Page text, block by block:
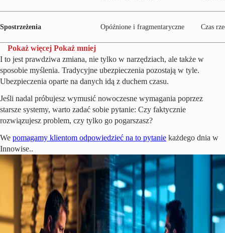
Spostrzeżenia Opóźnione i fragmentaryczne Czas
Pokaż więcej Pokaż mniej
I to jest prawdziwa zmiana, nie tylko w narzędziach, ale także w
sposobie myślenia. Tradycyjne ubezpieczenia pozostają w tyle.
Ubezpieczenia oparte na danych idą z duchem czasu.
Jeśli nadal próbujesz wymusić nowoczesne wymagania poprzez
starsze systemy, warto zadać sobie pytanie: Czy faktycznie
rozwiązujesz problem, czy tylko go pogarszasz?
We pomagamy klientom odpowiedzieć na to pytanie każdego dnia w
Innowise..